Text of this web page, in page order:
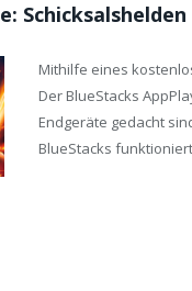
Mithilfe eines
Der BlueStacks
Endgeräte gedacht
BlueStacks